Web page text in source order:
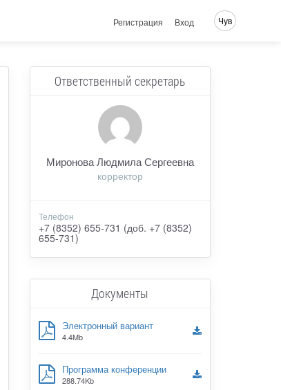
Регистрация Вход Чув
Ответственный секретарь
Миронова Людмила Сергеевна
корректор
Телефон
+7 (8352) 655-731 (доб. +7 (8352)
655-731)
Документы
Электронный вариант
4.4Mb
Программа конференции
288.74Kb